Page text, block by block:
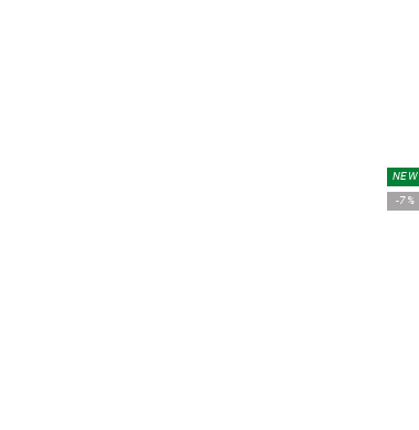
NEW
-7%